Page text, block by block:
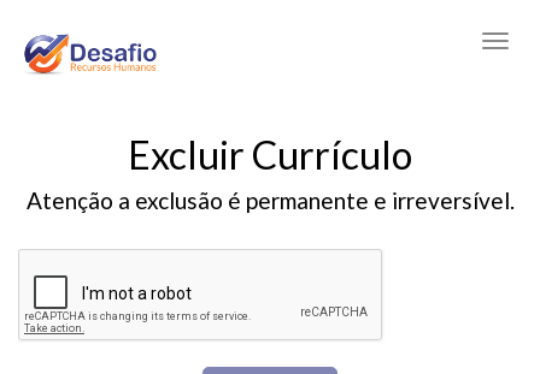
Excluir Currículo
Atenção a exclusão é permanente e irreversível.